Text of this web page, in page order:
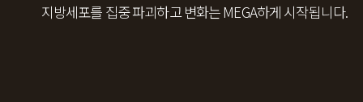
지방세포를 집중 파괴하고 변화는 MEGA하게 시작됩니다.